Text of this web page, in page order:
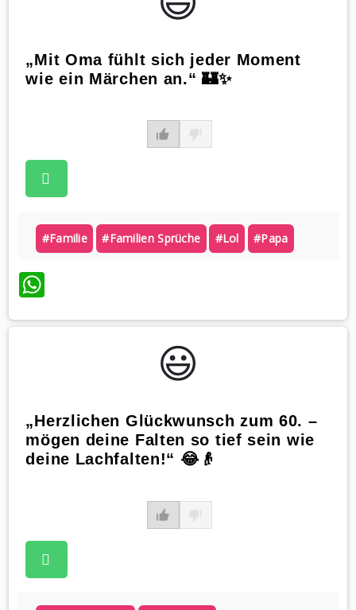
„Mit Oma fühlt sich jeder Moment
wie ein Märchen an.“ 🏰✨
#familie #familien Sprüche #lol #papa
WhatsApp
😃️
„Herzlichen Glückwunsch zum 60. –
mögen deine Falten so tief sein wie
deine Lachfalten!“ 😂👴